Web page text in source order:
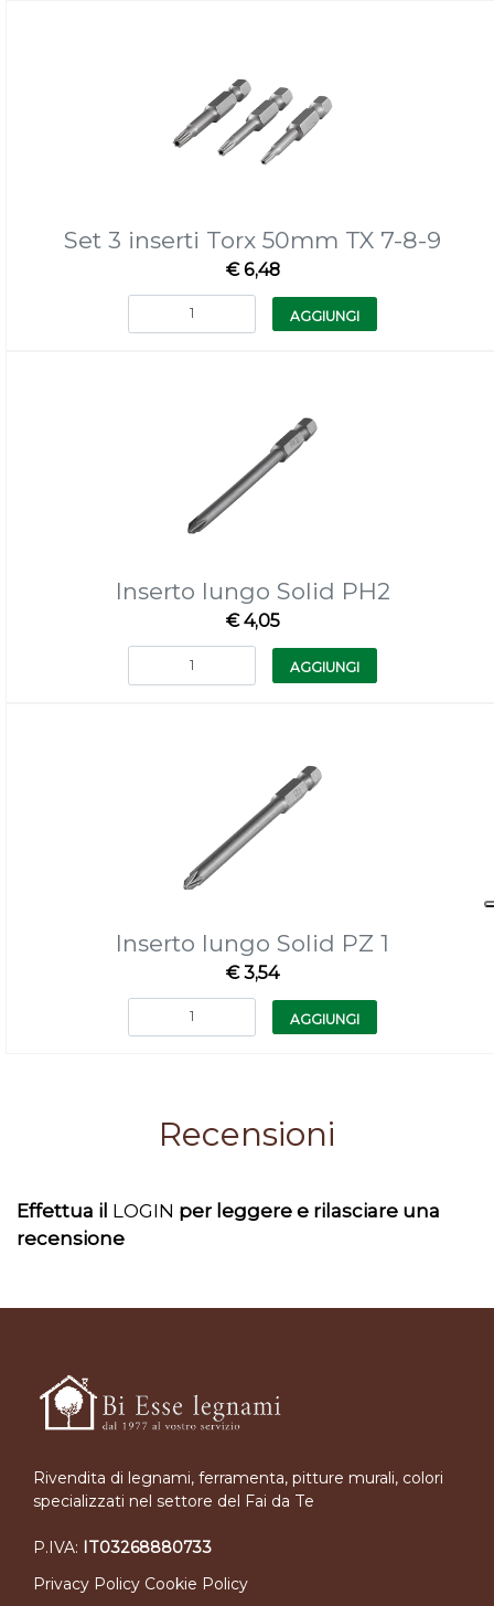
Set 3 inserti Torx 50mm TX 7-8-9
€ 6,48
Quantità
AGGIUNGI
Inserto lungo Solid PH2
€ 4,05
Quantità
AGGIUNGI
Inserto lungo Solid PZ 1
€ 3,54
Quantità
AGGIUNGI
Recensioni
Effettua il LOGIN per leggere e rilasciare una
recensione
Rivendita di legnami, ferramenta, pitture murali, colori
specializzati nel settore del Fai da Te
P.IVA: IT03268880733
Privacy Policy Cookie Policy